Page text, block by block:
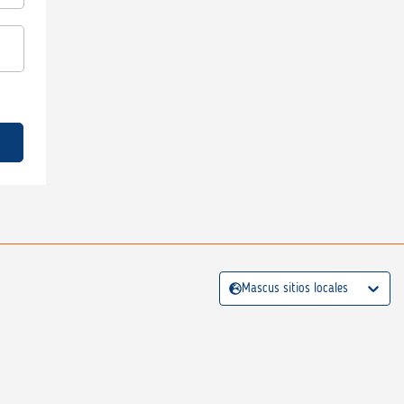
Mascus sitios locales